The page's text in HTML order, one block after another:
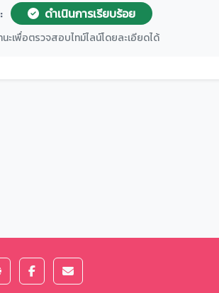
ดำเนินการเรียบร้อย
ะเพื่อตรวจสอบไทม์ไลน์โดยละเอียดได้